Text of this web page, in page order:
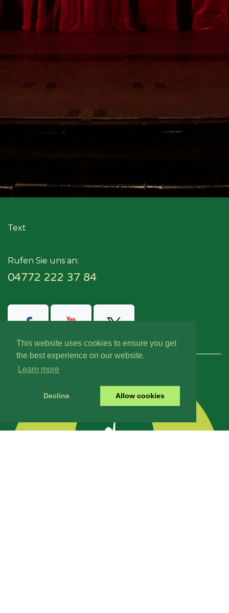
This website uses cookies to ensure you get
the best experience on our website.
Learn more
Decline Allow cookies
Text
Rufen Sie uns an:
04772 222 37 84